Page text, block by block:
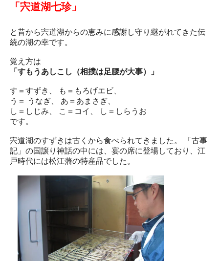
「宍道湖七珍」
と昔から宍道湖からの恵みに感謝し守り継がれてきた伝
統の湖の幸です。
覚え方は
「すもうあしこし（相撲は足腰が大事）」
す＝すずき、 も＝もろげエビ、
う＝ うなぎ、 あ＝あまさぎ、
し＝しじみ、 こ＝コイ、 し＝しらうお
です。
宍道湖のすずきは古くから食べられてきました。 「古事
記」の国譲り神話の中には、宴の席に登場しており、江
戸時代には松江藩の特産品でした。